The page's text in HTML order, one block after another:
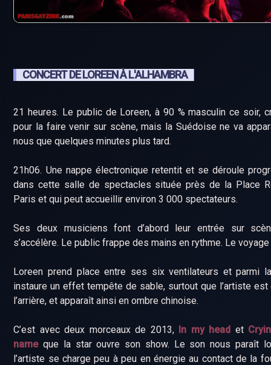
CONCERT DE LOREEN À L'ALHAMBRA
21 heures. Le public de Loreen, à 90 % masculin ce soir,
pour la faire venir sur scène, mais la Suédoise ne va
nous que quelques minutes plus tard.
21h06. Une nappe électronique retentit et se déroule
dans cette salle de spectacles située près de la Place
Paris et qui peut accueillir environ 3 000 spectateurs.
Ses deux musiciens font d’abord leur entrée sur
s’accélère. Le public frappe des mains en rythme. Le
Loreen prend place entre ses six ventilateurs et parmi
instaure un effet tempête de sable, surtout que l’artiste est
l’arrière, et apparaît ainsi en ombre chinoise.
C’est avec deux morceaux de 2013, In my head et
nameque la star ouvre son show. Le son nous paraît
l’artiste se charge peu à peu en énergie au contact de la